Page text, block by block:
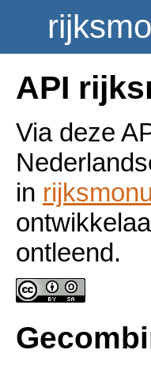
API
Via deze
in
ontleend.